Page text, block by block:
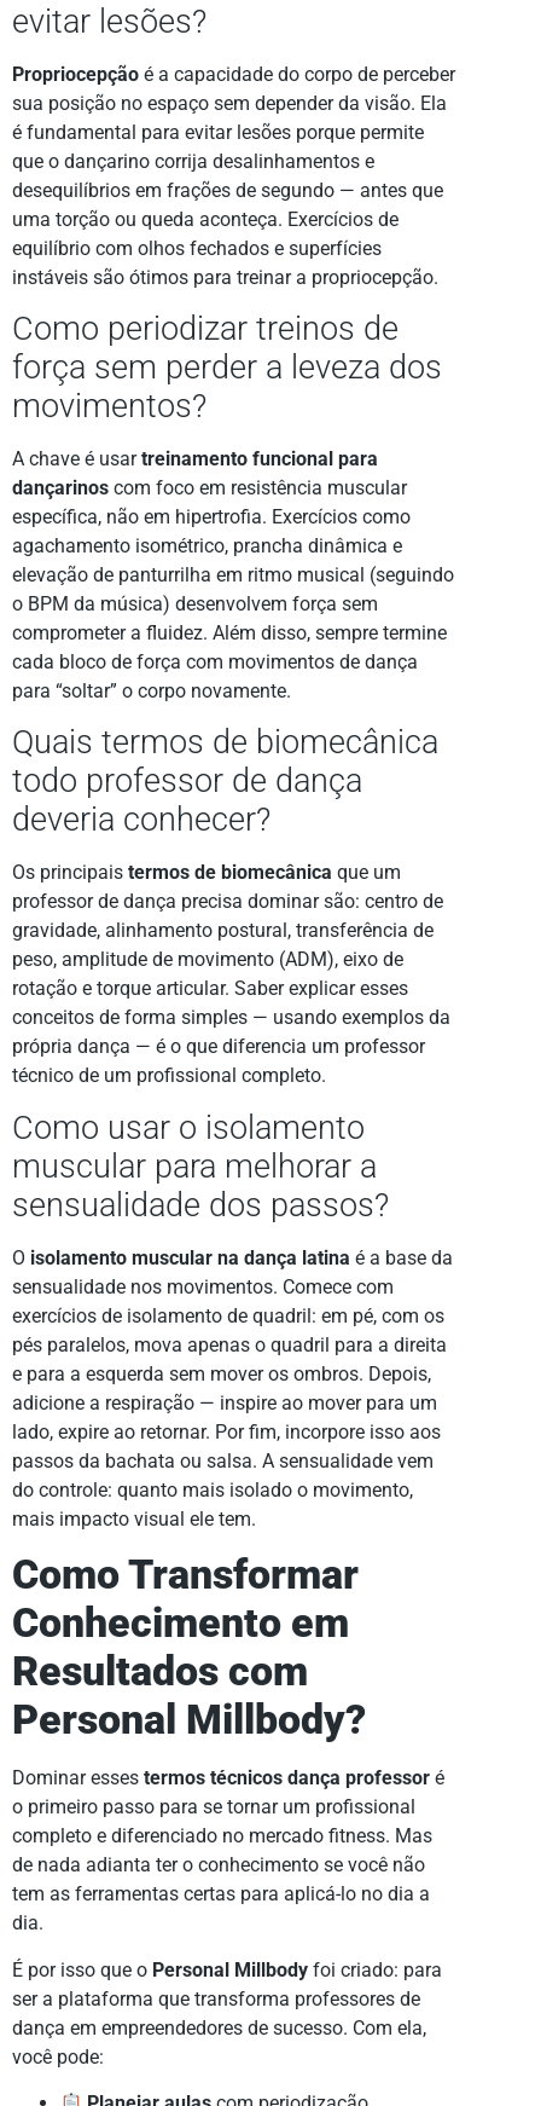
evitar lesões?
Propriocepção é a capacidade do corpo de perceber
sua posição no espaço sem depender da visão. Ela
é fundamental para evitar lesões porque permite
que o dançarino corrija desalinhamentos e
desequilíbrios em frações de segundo — antes que
uma torção ou queda aconteça. Exercícios de
equilíbrio com olhos fechados e superfícies
instáveis são ótimos para treinar a propriocepção.
Como periodizar treinos de
força sem perder a leveza dos
movimentos?
A chave é usartreinamento funcional para
dançarinos com foco em resistência muscular
específica, não em hipertrofia. Exercícios como
agachamento isométrico, prancha dinâmica e
elevação de panturrilha em ritmo musical (seguindo
o BPM da música) desenvolvem força sem
comprometer a fluidez. Além disso, sempre termine
cada bloco de força com movimentos de dança
para “soltar” o corpo novamente.
Quais termos de biomecânica
todo professor de dança
deveria conhecer?
Os principais termos de biomecânica que um
professor de dança precisa dominar são: centro de
gravidade, alinhamento postural, transferência de
peso, amplitude de movimento (ADM), eixo de
rotação e torque articular. Saber explicar esses
conceitos de forma simples — usando exemplos da
própria dança — é o que diferencia um professor
técnico de um profissional completo.
Como usar o isolamento
muscular para melhorar a
sensualidade dos passos?
O isolamento muscular na dança latina é a base da
sensualidade nos movimentos. Comece com
exercícios de isolamento de quadril: em pé, com os
pés paralelos, mova apenas o quadril para a direita
e para a esquerda sem mover os ombros. Depois,
adicione a respiração — inspire ao mover para um
lado, expire ao retornar. Por fim, incorpore isso aos
passos da bachata ou salsa. A sensualidade vem
do controle: quanto mais isolado o movimento,
mais impacto visual ele tem.
Como Transformar
Conhecimento em
Resultados com
Personal Millbody?
Dominar esses termos técnicos dança professor é
o primeiro passo para se tornar um profissional
completo e diferenciado no mercado fitness. Mas
de nada adianta ter o conhecimento se você não
tem as ferramentas certas para aplicá-lo no dia a
dia.
É por isso que o Personal Millbody foi criado: para
ser a plataforma que transforma professores de
dança em empreendedores de sucesso. Com ela,
você pode: